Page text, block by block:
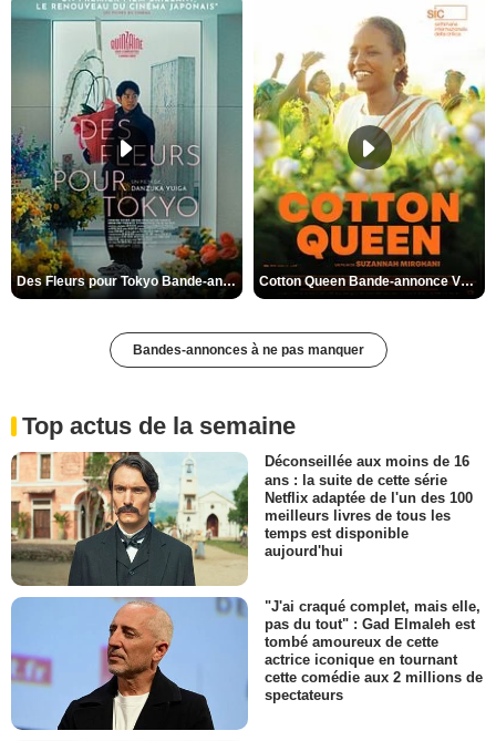
Des Fleurs pour Tokyo Bande-annonce VO STFR Cotton Queen Bande-annonce VO STFR
Bandes-annonces à ne pas manquer
Top actus de la semaine
Déconseillée aux moins de 16
ans : la suite de cette série
Netflix adaptée de l'un des 100
meilleurs livres de tous les
temps est disponible
aujourd'hui
"J'ai craqué complet, mais elle,
pas du tout" : Gad Elmaleh est
tombé amoureux de cette
actrice iconique en tournant
cette comédie aux 2 millions de
spectateurs